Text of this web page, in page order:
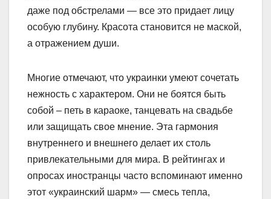
даже под обстрелами — все это придает лицу
особую глубину. Красота становится не маской,
а отражением души.
Многие отмечают, что украинки умеют сочетать
нежность с характером. Они не боятся быть
собой – петь в караоке, танцевать на свадьбе
или защищать свое мнение. Эта гармония
внутреннего и внешнего делает их столь
привлекательными для мира. В рейтингах и
опросах иностранцы часто вспоминают именно
этот «украинский шарм» — смесь тепла,